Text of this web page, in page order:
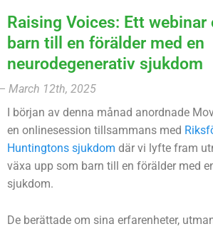
Raising Voices: Ett webinar
barn till en förälder med en
neurodegenerativ sjukdom
March 12th, 2025
I början av denna månad anordnade
en onlinesession tillsammans med
Huntingtons sjukdom där vi lyfte fram
växa upp som barn till en förälder med
sjukdom.
De berättade om sina erfarenheter,